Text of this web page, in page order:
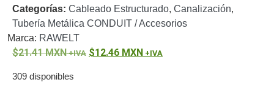
o
Refacciones Probadores
de
VideoTransceptores
de Video
Categorías: Cableado Estructurado, Canalización,
Tubería Metálica CONDUIT / Accesorios
Marca: RAWELT
21.41MXN 12.46 MXN
309 disponibles